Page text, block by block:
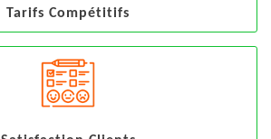
Tarifs Compétitifs